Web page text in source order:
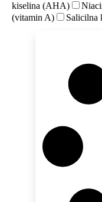
kiselina (AHA)
(vitamin A)
Salicilna